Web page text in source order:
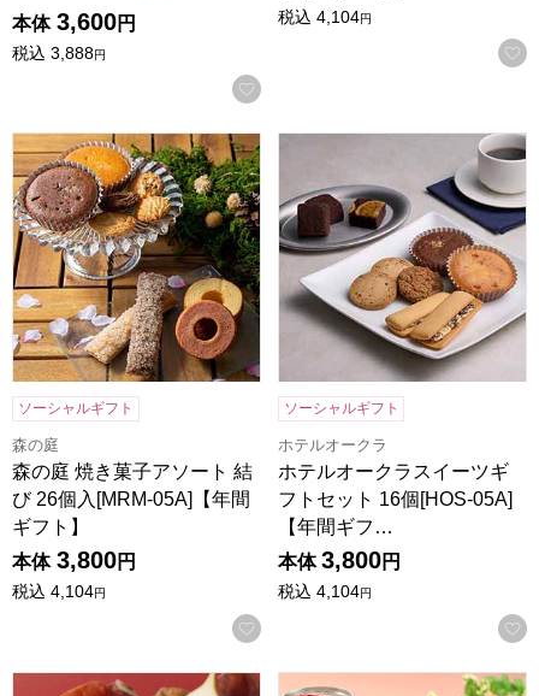
本体 3,600円
税込 3,888円
お気に入りに登録する
税込 4,104円
森の庭 焼き菓子アソート 結び 26個入[MRM-05A]【年間ギフ
ソーシャルギフト
森の庭
森の庭 焼き菓子アソート 結
び 26個入[MRM-05A]【年間
ギフト】
本体 3,800円
税込 4,104円
お気に入りに登録する
ホテルオークラスイーツギ
ソーシャルギフト
ホテルオークラ
ホテルオークラスイーツギ
フトセット 16個[HOS-05A]
【年間ギフ…
本体 3,800円
税込 4,104円
一善や 干柿と胡桃と無花果のミルフィーユ 6個入り 1箱【年
プリザーブドセット「春摘